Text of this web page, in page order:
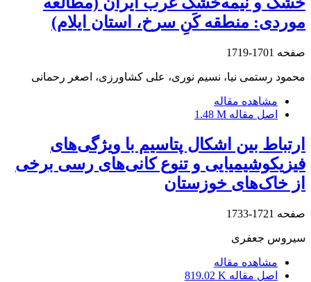
موردی: منطقه کَنِ ‌سرخ، استان ایلام)
صفحه 1701-1719
محمود رستمی نیا، نسیم نوری، علی کشاورزی، اصغر رحمانی
مشاهده مقاله
اصل مقاله 1.48 M
ارتباط بین اشکال پتاسیم با ویژگی‌های
فیزیکوشیمیایی و تنوع کانی‌های رسی برخی
از خاک‌های خوزستان
صفحه 1721-1733
سیروس جعفری
مشاهده مقاله
اصل مقاله 819.02 K